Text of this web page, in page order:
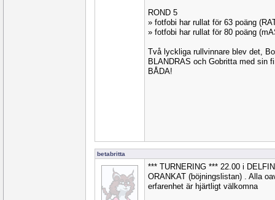
ROND 5
» fotfobi har rullat för 63 poäng
» fotfobi har rullat för 80 poäng
Två lyckliga rullvinnare blev det,
BLANDRAS och Gobritta med sin
BÅDA!
betabritta
*** TURNERING *** 22.00 i
ORANKAT (böjningslistan) . Alla
erfarenhet är hjärtligt välkomna